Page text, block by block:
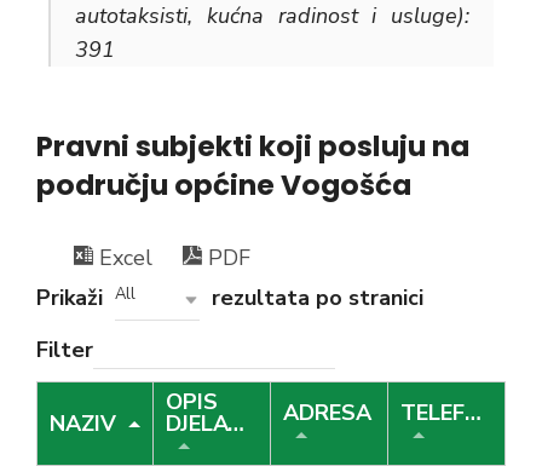
autotaksisti, kućna radinost i usluge):
391
Pravni subjekti koji posluju na
području općine Vogošća
Excel
PDF
Prikaži All
rezultata po stranici
Filter
NAZIV
OPIS
DJELATNOSTI ADRESA TELEFON